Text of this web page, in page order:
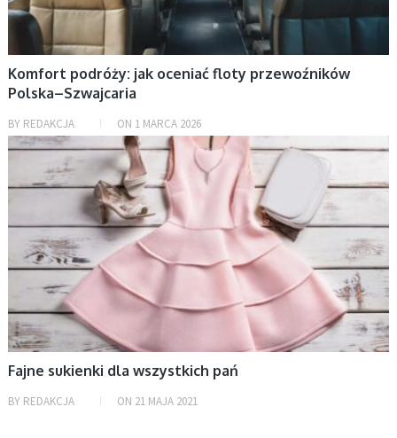
Komfort podróży: jak oceniać floty przewoźników
Polska–Szwajcaria
BY REDAKCJA ON 1 MARCA 2026
BEZ KATEGORII
Fajne sukienki dla wszystkich pań
BY REDAKCJA ON 21 MAJA 2021